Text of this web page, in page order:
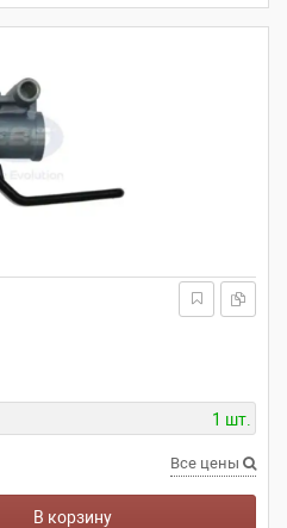
1 шт.
Все цены
В корзину